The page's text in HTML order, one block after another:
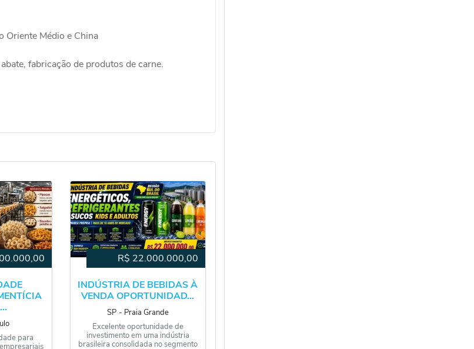
Oriente Médio e China
fabricação de produtos de carne.
para
R$ 22.000.000,00
INDÚSTRIA DE BEBIDAS À
VENDA OPORTUNIDAD...
SP ‐ Praia Grande
Excelente oportunidade de
investimento em uma indústria
brasileira consolidada no segmento